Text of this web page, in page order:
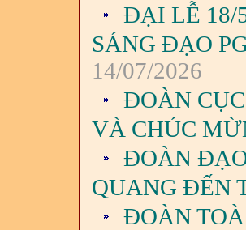
ĐẠI LỄ 18/
SÁNG ĐẠO
14/07/2026
ĐOÀN
VÀ CHÚC
ĐOÀN
QUANG ĐẾN
ĐOÀN